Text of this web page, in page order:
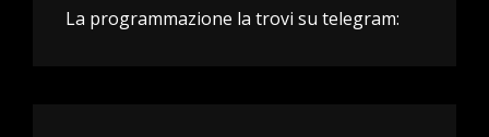
La programmazione la trovi su telegram: